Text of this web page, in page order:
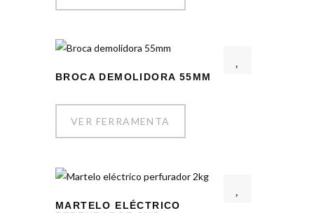
BROCA DEMOLIDORA 55MM
VER FERRAMENTA
MARTELO ELÉCTRICO